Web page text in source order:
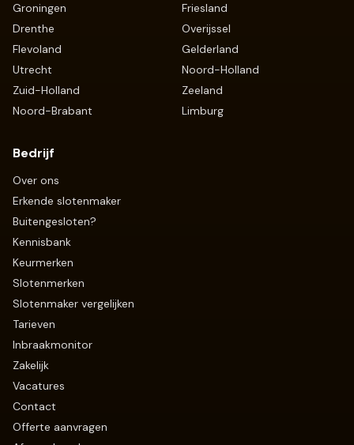
Groningen
Friesland
Drenthe
Overijssel
Flevoland
Gelderland
Utrecht
Noord-Holland
Zuid-Holland
Zeeland
Noord-Brabant
Limburg
Bedrijf
Over ons
Erkende slotenmaker
Buitengesloten?
Kennisbank
Keurmerken
Slotenmerken
Slotenmaker vergelijken
Tarieven
Inbraakmonitor
Zakelijk
Vacatures
Contact
Offerte aanvragen